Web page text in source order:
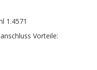
1.4571
Vorteile: